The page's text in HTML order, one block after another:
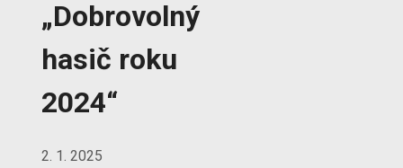
„Dobrovolný
hasič roku
2024“
2. 1. 2025